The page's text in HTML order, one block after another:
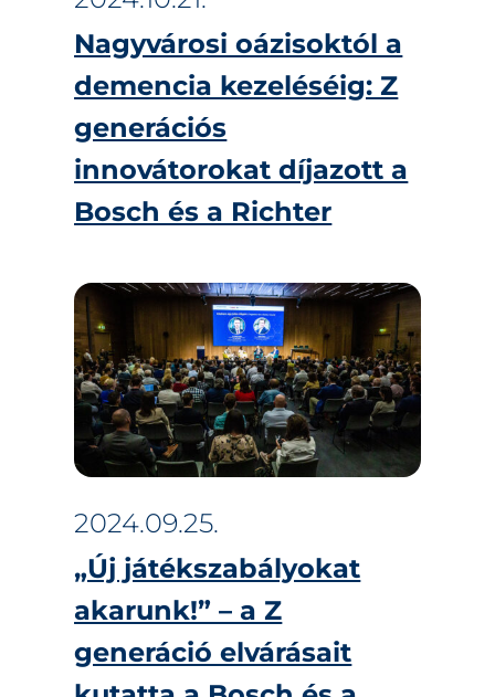
Nagyvárosi oázisoktól a
demencia kezeléséig: Z
generációs
innovátorokat díjazott a
Bosch és a Richter
2024.09.25.
„Új játékszabályokat
akarunk!” – a Z
generáció elvárásait